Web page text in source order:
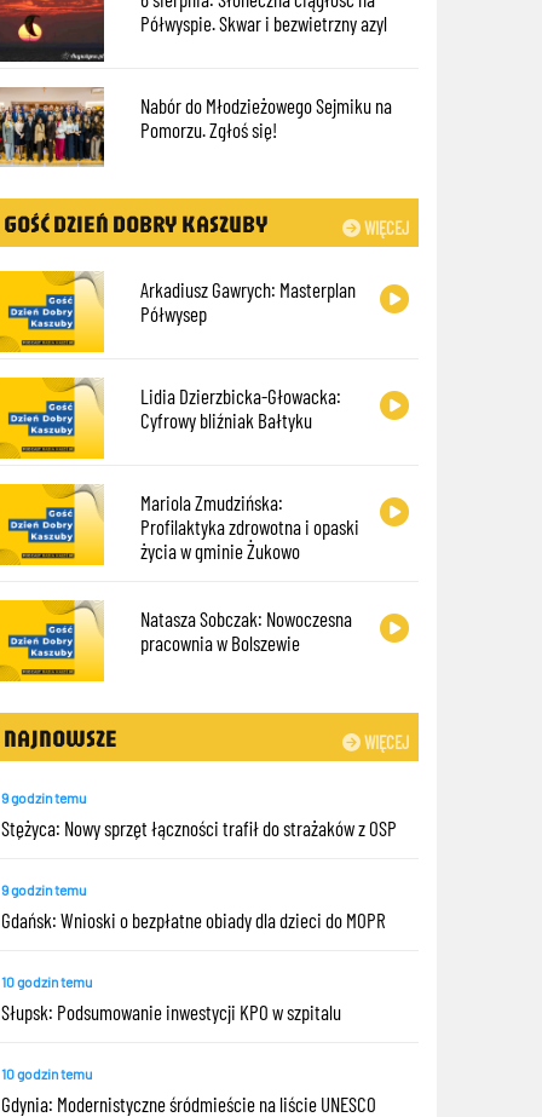
Półwyspie. Skwar i bezwietrzny azyl
Nabór do Młodzieżowego Sejmiku na
Pomorzu. Zgłoś się!
WIĘCEJ
GOŚĆ DZIEŃ DOBRY KASZUBY
Arkadiusz Gawrych: Masterplan
Półwysep
Lidia Dzierzbicka-Głowacka:
Cyfrowy bliźniak Bałtyku
Mariola Zmudzińska:
Profilaktyka zdrowotna i opaski
życia w gminie Żukowo
Natasza Sobczak: Nowoczesna
pracownia w Bolszewie
WIĘCEJ
NAJNOWSZE
9 godzin temu
Stężyca: Nowy sprzęt łączności trafił do strażaków z OSP
9 godzin temu
Gdańsk: Wnioski o bezpłatne obiady dla dzieci do MOPR
10 godzin temu
Słupsk: Podsumowanie inwestycji KPO w szpitalu
10 godzin temu
Gdynia: Modernistyczne śródmieście na liście UNESCO